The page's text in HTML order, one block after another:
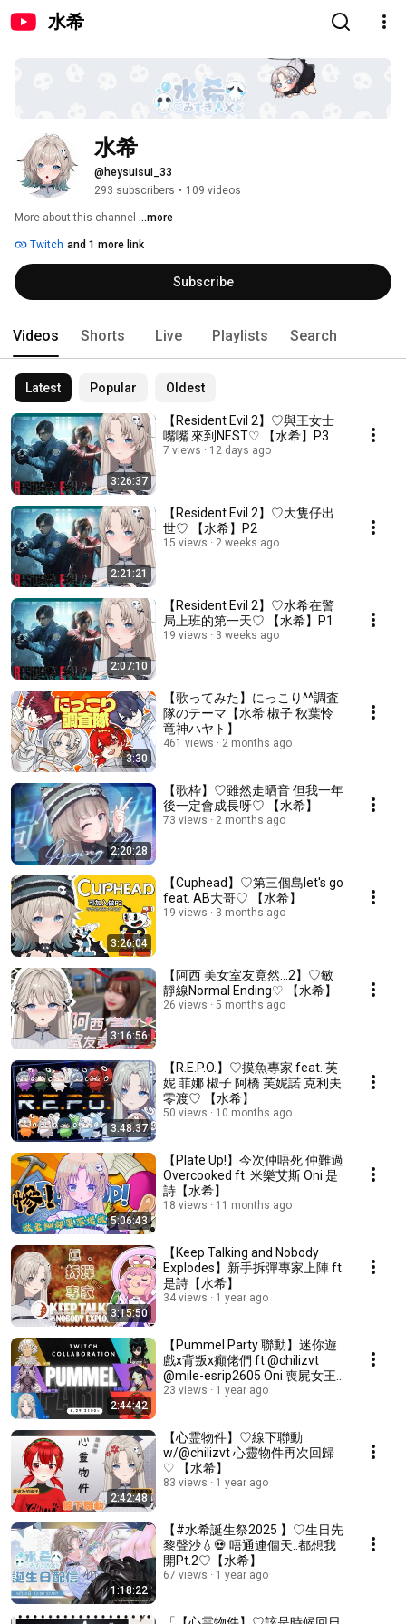
水希
水希
@heysuisui_33
293 subscribers • 109 videos
More about this channel ...more
Twitch and 1 more link
Subscribe
Videos Shorts Live Playlists Search
Latest Popular Oldest
3:26:37
【Resident Evil 2】♡與王女士
嘴嘴 來到NEST♡ 【水希】P3
7 views 12 days ago
2:21:21
【Resident Evil 2】♡大隻仔出
世♡ 【水希】P2
15 views 2 weeks ago
2:07:10
【Resident Evil 2】♡水希在警
局上班的第一天♡ 【水希】P1
19 views 3 weeks ago
3:30
【歌ってみた】にっこり^^調査
隊のテーマ【水希 椒子 秋葉怜
竜神ハヤト】
461 views 2 months ago
2:20:28
【歌枠】♡雖然走晒音 但我一年
後一定會成長呀♡ 【水希】
73 views 2 months ago
3:26:04
【Cuphead】♡第三個島let's go
feat. AB大哥♡ 【水希】
19 views 3 months ago
3:16:56
【阿西 美女室友竟然...2】♡敏
靜線Normal Ending♡ 【水希】
26 views 5 months ago
3:48:37
【R.E.P.O.】♡摸魚專家 feat. 芙
妮 菲娜 椒子 阿橋 芙妮諾 克利夫
零渡♡ 【水希】
50 views 10 months ago
5:06:43
【Plate Up!】今次仲唔死 仲難過
Overcooked ft. 米樂艾斯 Oni 是
詩【水希】
18 views 11 months ago
3:15:50
【Keep Talking and Nobody
Explodes】新手拆彈專家上陣 ft.
是詩【水希】
34 views 1 year ago
2:44:42
【Pummel Party 聯動】迷你遊
戲x背叛x癲佬們 ft.@chilizvt
@mile-esrip2605 Oni 喪屍女王
天萳
23 views 1 year ago
2:42:48
【心霊物件】♡線下聯動
w/@chilizvt 心靈物件再次回歸
♡ 【水希】
83 views 1 year ago
1:18:22
【#水希誕生祭2025 】♡生日先
黎聲沙💧💀 唔通連個天..都想我
開Pt.2♡【水希】
67 views 1 year ago